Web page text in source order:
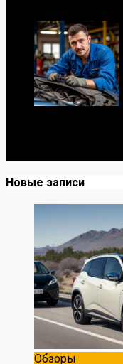
Новые записи
Обзоры